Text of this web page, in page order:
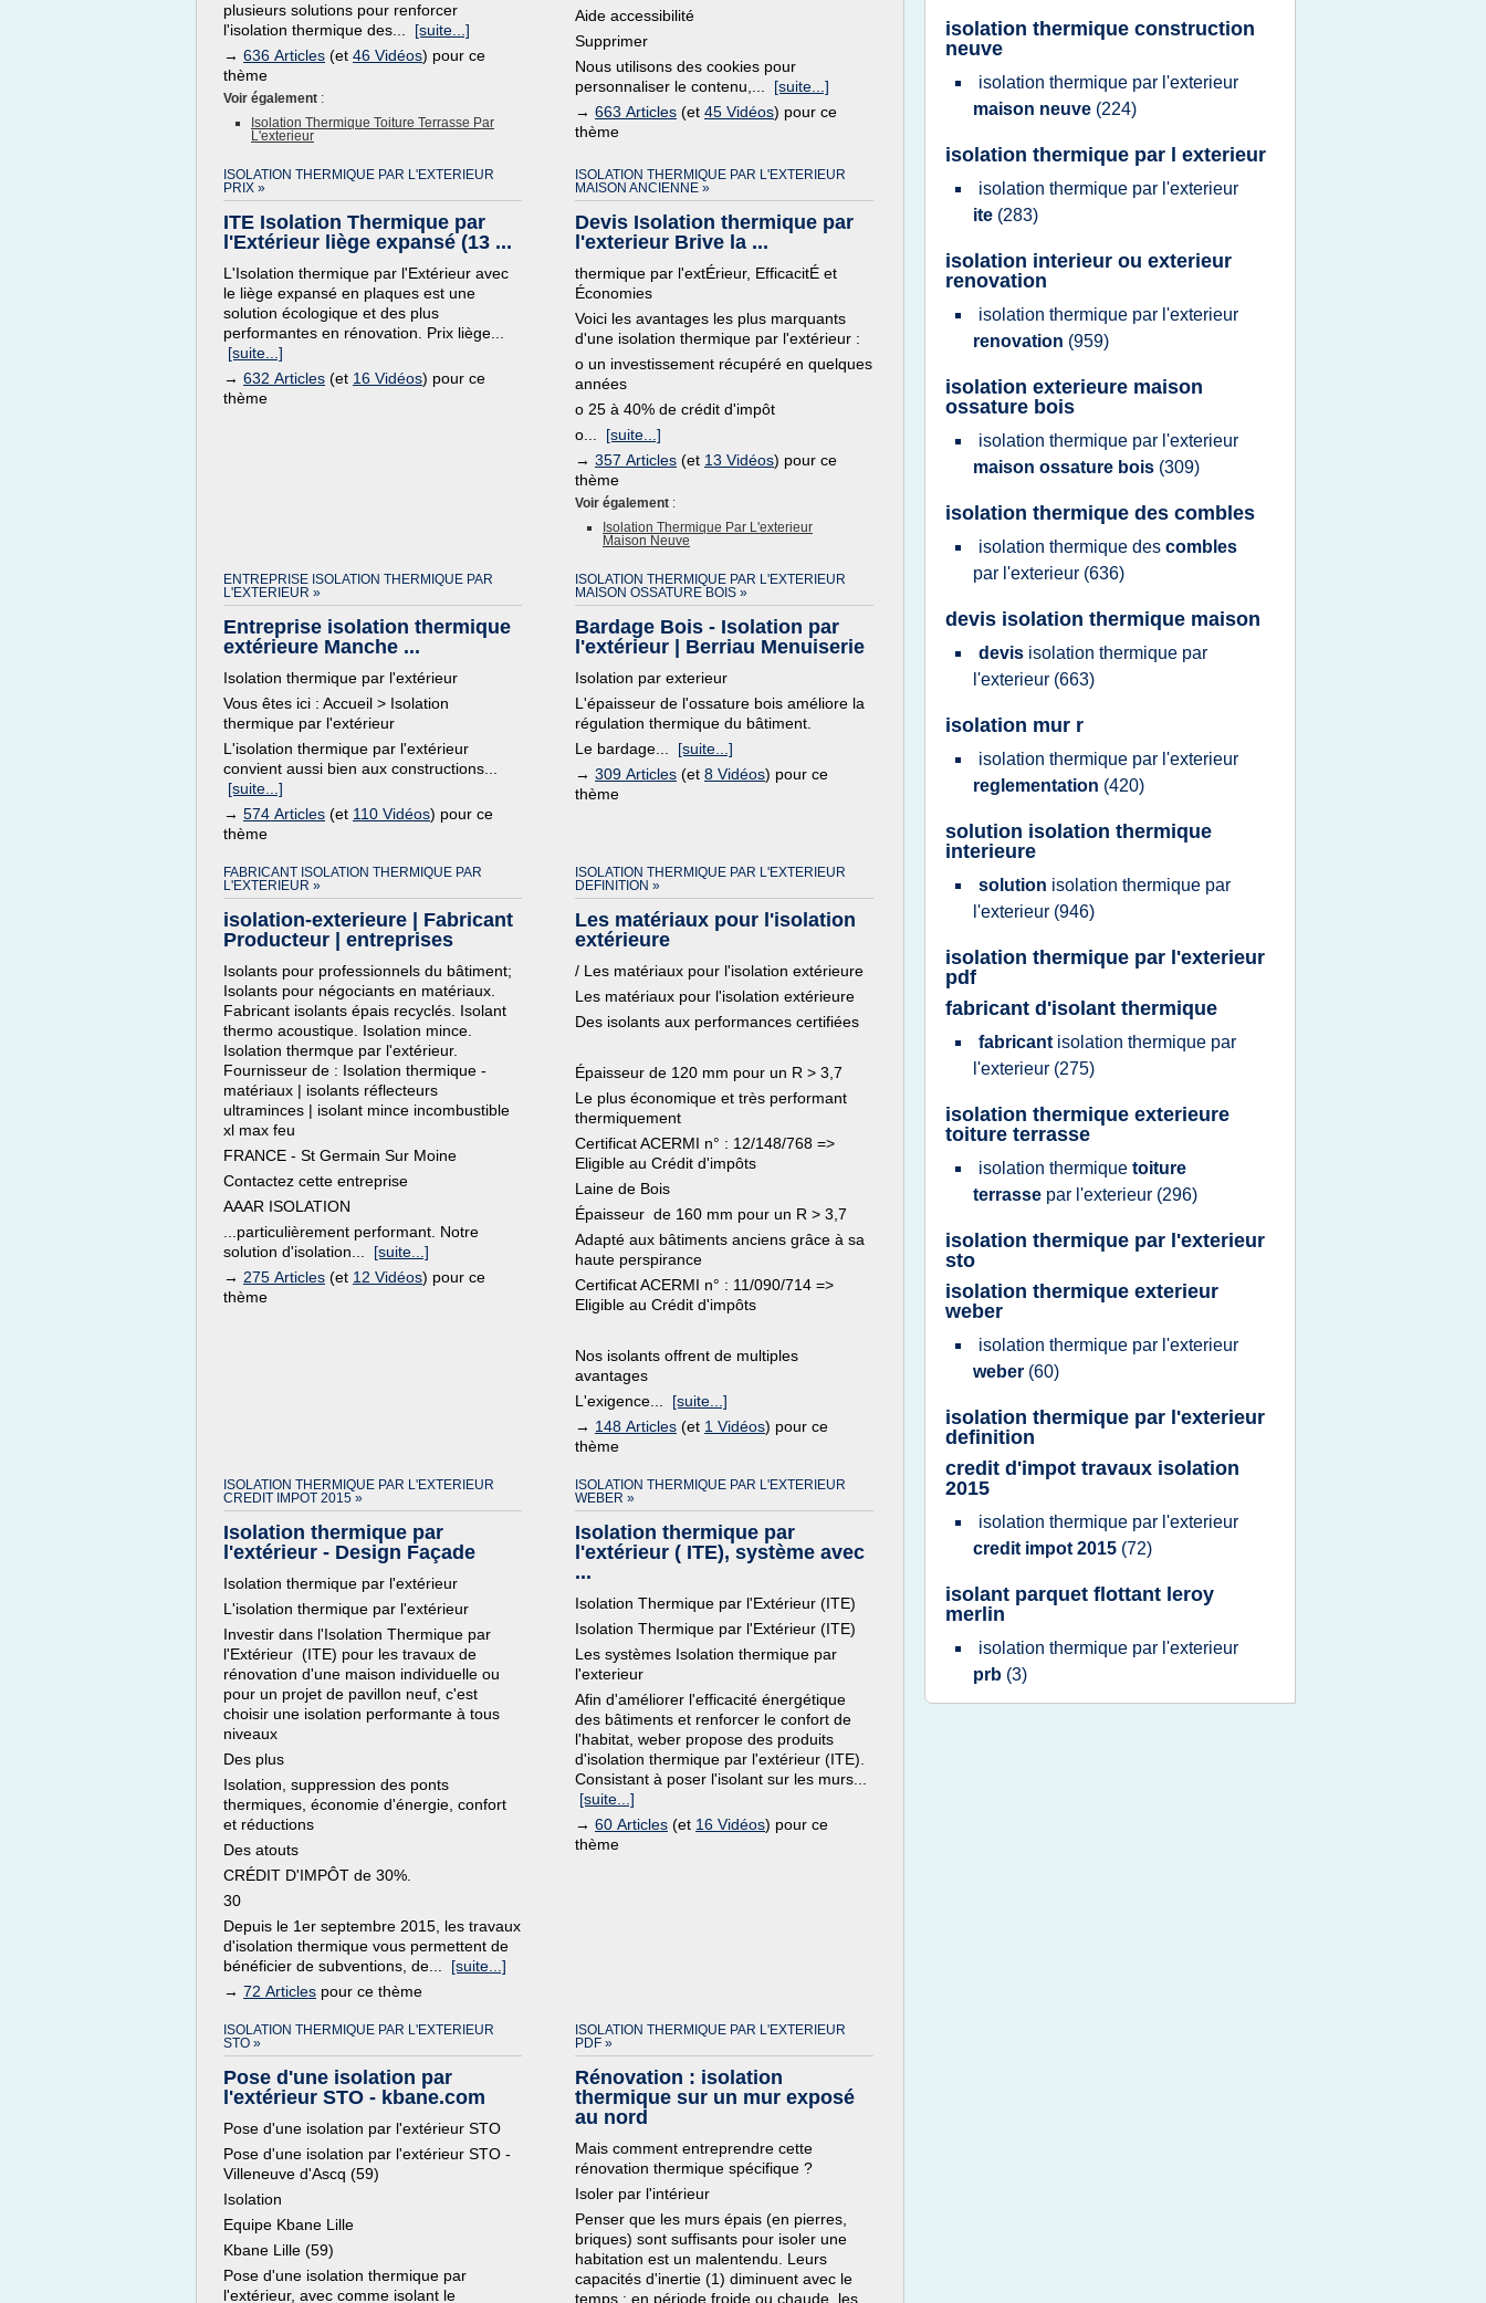
plusieurs solutions pour renforcer
l'isolation thermique des... [suite...]
→ 636 Articles (et 46 Vidéos) pour ce
thème
Voir également :
Isolation Thermique Toiture Terrasse Par
L'exterieur
Aide accessibilité
Supprimer
Nous utilisons des cookies pour
personnaliser le contenu,... [suite...]
→ 663 Articles (et 45 Vidéos) pour ce
thème
ISOLATION THERMIQUE PAR L'EXTERIEUR
PRIX »
ITE Isolation Thermique par
l'Extérieur liège expansé (13 ...
L'Isolation thermique par l'Extérieur avec
le liège expansé en plaques est une
solution écologique et des plus
performantes en rénovation. Prix liège...
[suite...]
→ 632 Articles (et 16 Vidéos) pour ce
thème
ISOLATION THERMIQUE PAR L'EXTERIEUR
MAISON ANCIENNE »
Devis Isolation thermique par
l'exterieur Brive la ...
thermique par l'extÉrieur, EfficacitÉ et
Économies
Voici les avantages les plus marquants
d'une isolation thermique par l'extérieur :
o un investissement récupéré en quelques
années
o 25 à 40% de crédit d'impôt
o... [suite...]
→ 357 Articles (et 13 Vidéos) pour ce
thème
Voir également :
Isolation Thermique Par L'exterieur
Maison Neuve
ENTREPRISE ISOLATION THERMIQUE PAR
L'EXTERIEUR »
Entreprise isolation thermique
extérieure Manche ...
Isolation thermique par l'extérieur
Vous êtes ici : Accueil > Isolation
thermique par l'extérieur
L'isolation thermique par l'extérieur
convient aussi bien aux constructions...
[suite...]
→ 574 Articles (et 110 Vidéos) pour ce
thème
ISOLATION THERMIQUE PAR L'EXTERIEUR
MAISON OSSATURE BOIS »
Bardage Bois - Isolation par
l'extérieur | Berriau Menuiserie
Isolation par exterieur
L'épaisseur de l'ossature bois améliore la
régulation thermique du bâtiment.
Le bardage... [suite...]
→ 309 Articles (et 8 Vidéos) pour ce
thème
FABRICANT ISOLATION THERMIQUE PAR
L'EXTERIEUR »
isolation-exterieure | Fabricant
Producteur | entreprises
Isolants pour professionnels du bâtiment;
Isolants pour négociants en matériaux.
Fabricant isolants épais recyclés. Isolant
thermo acoustique. Isolation mince.
Isolation thermque par l'extérieur.
Fournisseur de : Isolation thermique -
matériaux | isolants réflecteurs
ultraminces | isolant mince incombustible
xl max feu
FRANCE - St Germain Sur Moine
Contactez cette entreprise
AAAR ISOLATION
...particulièrement performant. Notre
solution d'isolation... [suite...]
→ 275 Articles (et 12 Vidéos) pour ce
thème
ISOLATION THERMIQUE PAR L'EXTERIEUR
DEFINITION »
Les matériaux pour l'isolation
extérieure
/ Les matériaux pour l'isolation extérieure
Les matériaux pour l'isolation extérieure
Des isolants aux performances certifiées
Épaisseur de 120 mm pour un R > 3,7
Le plus économique et très performant
thermiquement
Certificat ACERMI n° : 12/148/768 =>
Eligible au Crédit d'impôts
Laine de Bois
Épaisseur de 160 mm pour un R > 3,7
Adapté aux bâtiments anciens grâce à sa
haute perspirance
Certificat ACERMI n° : 11/090/714 =>
Eligible au Crédit d'impôts
Nos isolants offrent de multiples
avantages
L'exigence... [suite...]
→ 148 Articles (et 1 Vidéos) pour ce
thème
ISOLATION THERMIQUE PAR L'EXTERIEUR
CREDIT IMPOT 2015 »
Isolation thermique par
l'extérieur - Design Façade
Isolation thermique par l'extérieur
L'isolation thermique par l'extérieur
Investir dans l'Isolation Thermique par
l'Extérieur (ITE) pour les travaux de
rénovation d'une maison individuelle ou
pour un projet de pavillon neuf, c'est
choisir une isolation performante à tous
niveaux
Des plus
Isolation, suppression des ponts
thermiques, économie d'énergie, confort
et réductions
Des atouts
CRÉDIT D'IMPÔT de 30%.
30
Depuis le 1er septembre 2015, les travaux
d'isolation thermique vous permettent de
bénéficier de subventions, de... [suite...]
→ 72 Articles pour ce thème
ISOLATION THERMIQUE PAR L'EXTERIEUR
WEBER »
Isolation thermique par
l'extérieur ( ITE), système avec
...
Isolation Thermique par l'Extérieur (ITE)
Isolation Thermique par l'Extérieur (ITE)
Les systèmes Isolation thermique par
l'exterieur
Afin d'améliorer l'efficacité énergétique
des bâtiments et renforcer le confort de
l'habitat, weber propose des produits
d'isolation thermique par l'extérieur (ITE).
Consistant à poser l'isolant sur les murs...
[suite...]
→ 60 Articles (et 16 Vidéos) pour ce
thème
ISOLATION THERMIQUE PAR L'EXTERIEUR
STO »
Pose d'une isolation par
l'extérieur STO - kbane.com
Pose d'une isolation par l'extérieur STO
Pose d'une isolation par l'extérieur STO -
Villeneuve d'Ascq (59)
Isolation
Equipe Kbane Lille
Kbane Lille (59)
Pose d'une isolation thermique par
l'extérieur, avec comme isolant le
ISOLATION THERMIQUE PAR L'EXTERIEUR
PDF »
Rénovation : isolation
thermique sur un mur exposé
au nord
Mais comment entreprendre cette
rénovation thermique spécifique ?
Isoler par l'intérieur
Penser que les murs épais (en pierres,
briques) sont suffisants pour isoler une
habitation est un malentendu. Leurs
capacités d'inertie (1) diminuent avec le
temps : en période froide ou chaude, les
isolation thermique construction
neuve
isolation thermique par l'exterieur
maison neuve (224)
isolation thermique par l exterieur
isolation thermique par l'exterieur
ite (283)
isolation interieur ou exterieur
renovation
isolation thermique par l'exterieur
renovation (959)
isolation exterieure maison
ossature bois
isolation thermique par l'exterieur
maison ossature bois (309)
isolation thermique des combles
isolation thermique des combles
par l'exterieur (636)
devis isolation thermique maison
devis isolation thermique par
l'exterieur (663)
isolation mur r
isolation thermique par l'exterieur
reglementation (420)
solution isolation thermique
interieure
solution isolation thermique par
l'exterieur (946)
isolation thermique par l'exterieur
pdf
fabricant d'isolant thermique
fabricant isolation thermique par
l'exterieur (275)
isolation thermique exterieure
toiture terrasse
isolation thermique toiture
terrasse par l'exterieur (296)
isolation thermique par l'exterieur
sto
isolation thermique exterieur
weber
isolation thermique par l'exterieur
weber (60)
isolation thermique par l'exterieur
definition
credit d'impot travaux isolation
2015
isolation thermique par l'exterieur
credit impot 2015 (72)
isolant parquet flottant leroy
merlin
isolation thermique par l'exterieur
prb (3)